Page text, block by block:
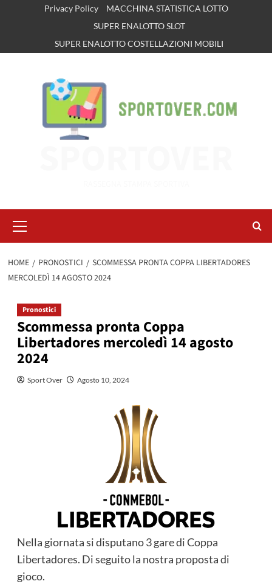
Privacy Policy
MACCHINA STATISTICA LOTTO
SUPER ENALOTTO SLOT
SUPER ENALOTTO COSTELLAZIONI MOBILI
principale
HOME PRONOSTICI
SCOMMESSA PRONTA COPPA LIBERTADORES
MERCOLEDÌ 14 AGOSTO 2024
Pronostici
Scommessa pronta Coppa
Libertadores mercoledì 14 agosto
2024
Sport Over Agosto 10, 2024
Nella giornata si disputano 3 gare di Coppa
Libertadores. Di seguito la nostra proposta di
gioco.